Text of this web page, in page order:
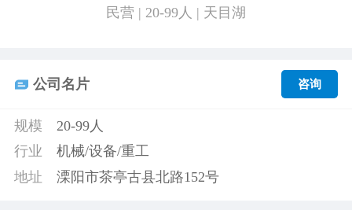
民营 | 20-99人 | 天目湖
公司名片 咨询
规模
20-99人
行业
机械/设备/重工
地址
溧阳市茶亭古县北路152号